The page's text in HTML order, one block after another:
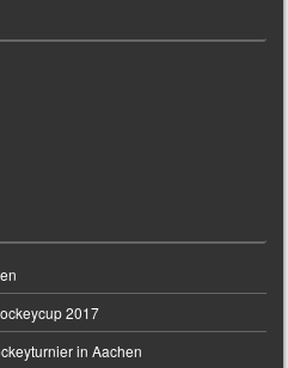
2017
in Aachen